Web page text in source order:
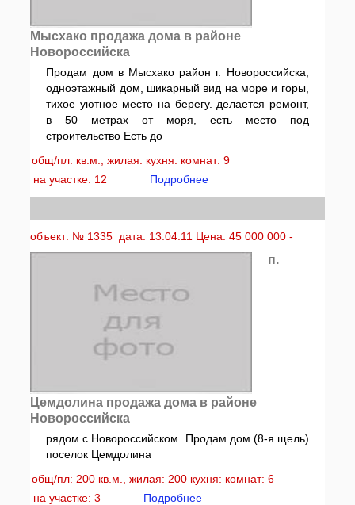
Мысхако продажа дома в районе
Новороссийска
Продам дом в Мысхако район г. Новороссийска,
одноэтажный дом, шикарный вид на море и горы,
тихое уютное место на берегу. делается ремонт,
в 50 метрах от моря, есть место под
строительство Есть до
общ/пл: кв.м., жилая: кухня: комнат: 9
на участке: 12
Подробнее
объект: № 1335 дата: 13.04.11 Цена: 45 000 000 -
п.
Цемдолина продажа дома в районе
Новороссийска
рядом с Новороссийском. Продам дом (8-я щель)
поселок Цемдолина
общ/пл: 200 кв.м., жилая: 200 кухня: комнат: 6
на участке: 3
Подробнее